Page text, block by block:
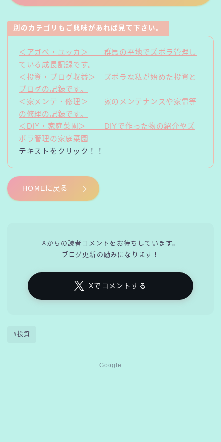
別のカテゴリもご興味があれば見て下さい。
＜アガベ・ユッカ＞ 群馬の平地でズボラ管理し
ている成長記録です。
＜投資・ブログ収益＞ ズボラな私が始めた投資と
ブログの記録です。
＜家メンテ・修理＞ 家のメンテナンスや家電等
の修理の記録です。
＜DIY・家庭菜園＞ DIYで作った物の紹介やズ
ボラ管理の家庭菜園
テキストをクリック！！
HOMEに戻る
Xからの読者コメントをお待ちしています。
ブログ更新の励みになります！
Xでコメントする
#投資
Google